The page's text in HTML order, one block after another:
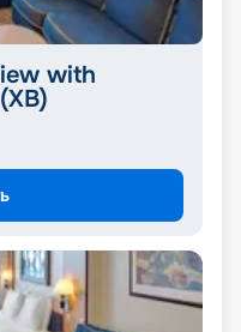
with